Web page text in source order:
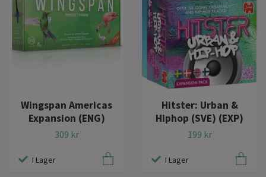
Wingspan Americas
Expansion (ENG)
309 kr
I Lager
Hitster: Urban &
Hiphop (SVE) (EXP)
199 kr
I Lager